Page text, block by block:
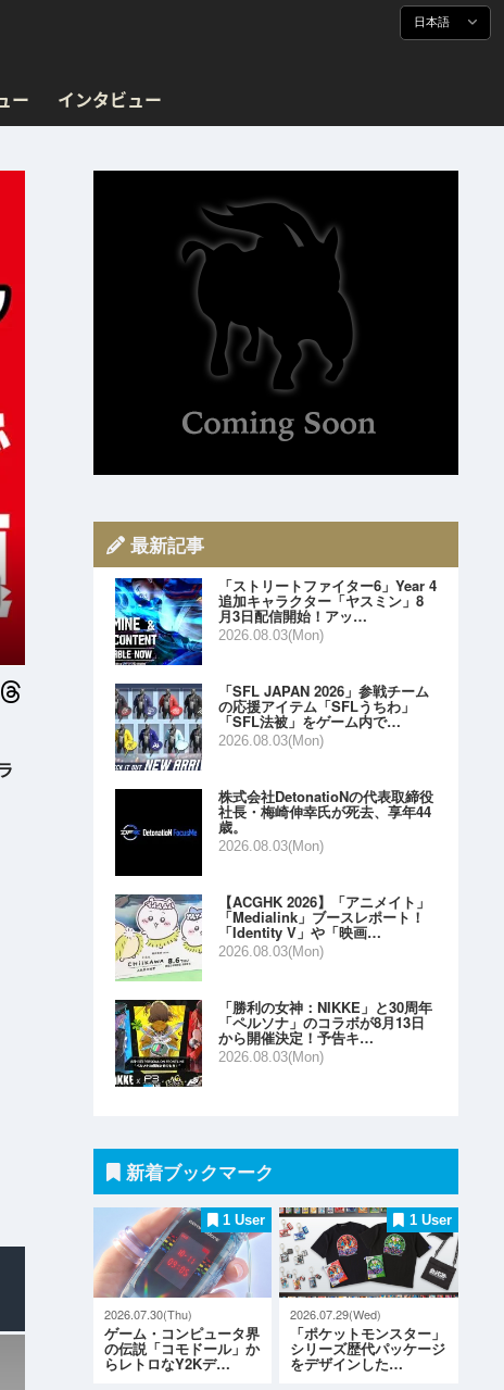
日本語
ー インタビュー
最新記事
「ストリートファイター6」Year 4
追加キャラクター「ヤスミン」8
月3日配信開始！アッ…
2026.08.03(Mon)
「SFL JAPAN 2026」参戦チーム
の応援アイテム「SFLうちわ」
「SFL法被」をゲーム内で…
2026.08.03(Mon)
株式会社DetonatioNの代表取締役
社長・梅崎伸幸氏が死去、享年44
歳。
2026.08.03(Mon)
【ACGHK 2026】「アニメイト」
「Medialink」ブースレポート！
「Identity V」や「映画…
2026.08.03(Mon)
「勝利の女神：NIKKE」と30周年
「ペルソナ」のコラボが8月13日
から開催決定！予告キ…
2026.08.03(Mon)
新着ブックマーク
1 User
2026.07.30(Thu)
ゲーム・コンピュータ界
の伝説「コモドール」か
らレトロなY2Kデ…
1 User
2026.07.29(Wed)
「ポケットモンスター」
シリーズ歴代パッケージ
をデザインした…